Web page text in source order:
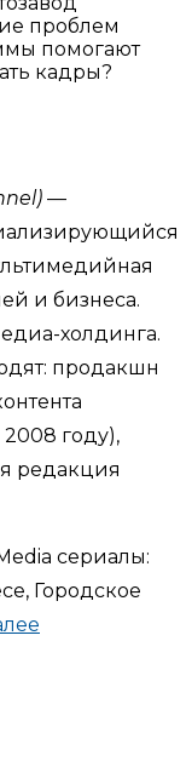
проблем
помогают
кадры?
—
и бизнеса.
холдинга.
продакшн
году),
редакция
сериалы:
Городское